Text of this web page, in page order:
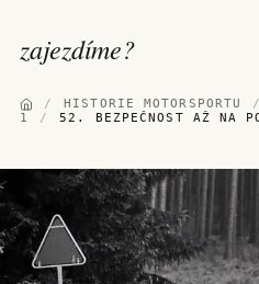
zajezdíme?
/ HISTORIE MOTORSPORTU /
1
/ 52. BEZPEČNOST AŽ NA